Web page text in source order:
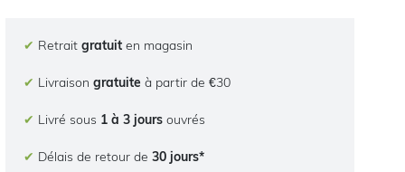
✔ Retraitgratuit en magasin
✔ Livraisongratuite à partir de €30
✔ Livré sous 1 à 3 jours ouvrés
✔ Délais de retour de30 jours*